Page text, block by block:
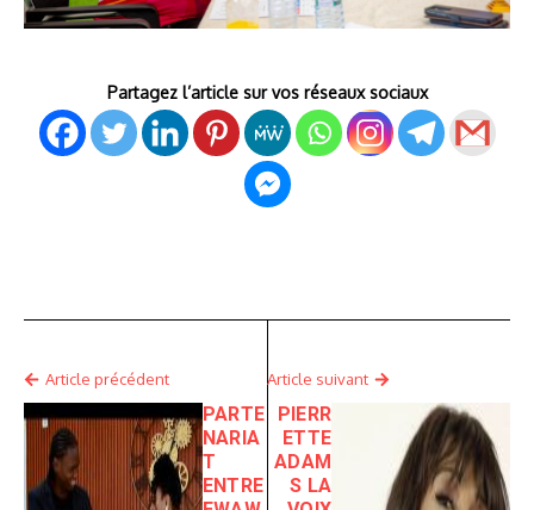
Partagez l’article sur vos réseaux sociaux
Article précédent
PARTE
NARIA
T
ENTRE
Article suivant
PIERR
ETTE
ADAM
S LA